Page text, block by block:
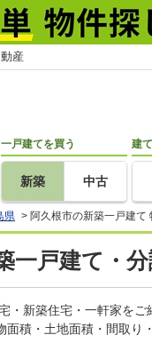
産
一戸建てを買う
新築 中古
建
県 > 阿久根市の新築一戸建て
一戸建て・
・新築住宅・一軒家を
積・土地面積・間取